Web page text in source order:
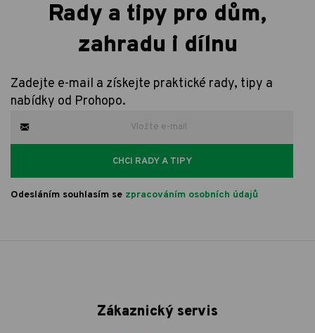
Rady a tipy pro dům,
zahradu i dílnu
Zadejte e-mail a získejte praktické rady, tipy a
nabídky od Prohopo.
CHCI RADY A TIPY
Odesláním souhlasím se zpracováním osobních údajů
Zákaznický servis